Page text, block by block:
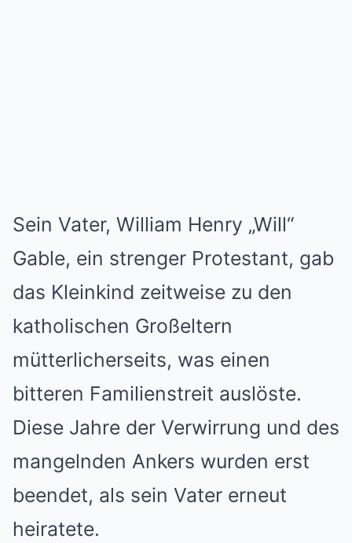
Sein Vater, William Henry „Will“
Gable, ein strenger Protestant, gab
das Kleinkind zeitweise zu den
katholischen Großeltern
mütterlicherseits, was einen
bitteren Familienstreit auslöste.
Diese Jahre der Verwirrung und des
mangelnden Ankers wurden erst
beendet, als sein Vater erneut
heiratete.